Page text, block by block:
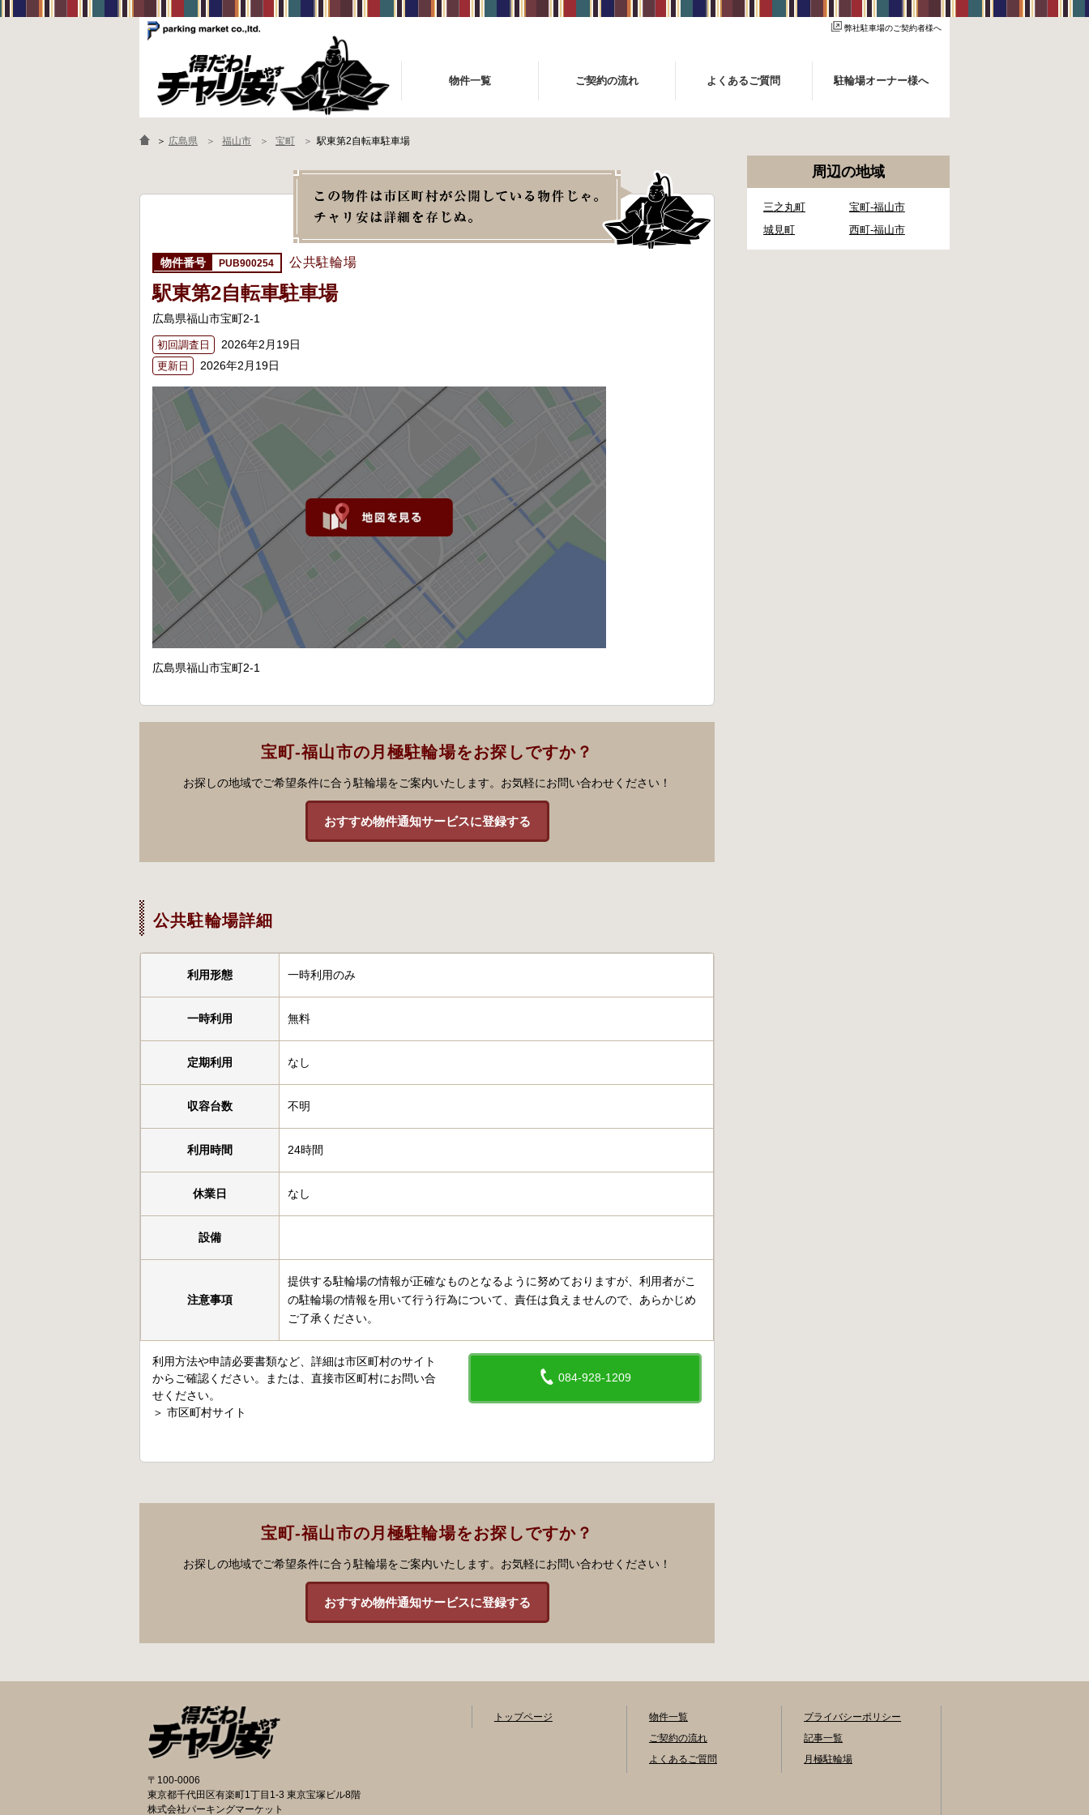
弊社駐車場のご契約者様へ
物件一覧 ご契約の流れ よくあるご質問 駐輪場オーナー様へ
＞ 広島県 福山市 宝町 駅東第2自転車駐車場
PUB900254 公共駐輪場
駅東第2自転車駐車場
広島県福山市宝町2-1
初回調査日 2026年2月19日
更新日 2026年2月19日
広島県福山市宝町2-1
宝町-福山市の月極駐輪場をお探しですか？
お探しの地域でご希望条件に合う駐輪場をご案内いたします。お気軽にお問い合わせください！
おすすめ物件通知サービスに登録する
公共駐輪場詳細
利用形態 一時利用のみ
一時利用 無料
定期利用 なし
収容台数 不明
利用時間 24時間
休業日 なし
設備
注意事項
提供する駐輪場の情報が正確なものとなるように努めておりますが、利用者がこ
の駐輪場の情報を用いて行う行為について、責任は負えませんので、あらかじめ
ご了承ください。
084-928-1209
利用方法や申請必要書類など、詳細は市区町村のサイト
からご確認ください。または、直接市区町村にお問い合
せください。
＞ 市区町村サイト
宝町-福山市の月極駐輪場をお探しですか？
お探しの地域でご希望条件に合う駐輪場をご案内いたします。お気軽にお問い合わせください！
おすすめ物件通知サービスに登録する
周辺の地域
三之丸町
宝町-福山市
城見町
西町-福山市
〒100-0006
東京都千代田区有楽町1丁目1-3 東京宝塚ビル8階
株式会社パーキングマーケット
トップページ
物件一覧
ご契約の流れ
よくあるご質問
プライバシーポリシー
記事一覧
月極駐輪場